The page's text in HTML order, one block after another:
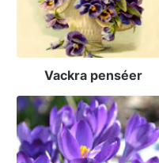
Vackra penséer